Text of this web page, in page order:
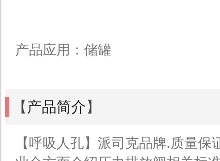
产品应用：储罐
【 产品简介】
【呼吸人孔】派司克品牌.质量保